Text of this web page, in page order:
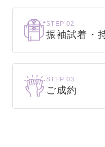
まずはお気軽にご来
STEP 02
振袖試着・
お気に入りの振袖が
試着できます。
STEP 03
ご成約